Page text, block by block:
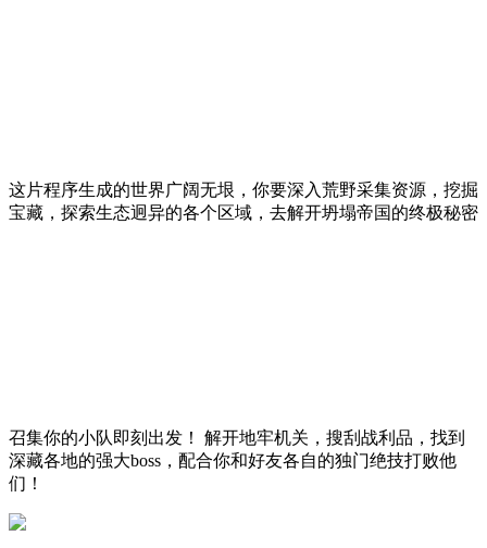
这片程序生成的世界广阔无垠，你要深入荒野采集资源，挖掘
宝藏，探索生态迥异的各个区域，去解开坍塌帝国的终极秘密
召集你的小队即刻出发！ 解开地牢机关，搜刮战利品，找到
深藏各地的强大boss，配合你和好友各自的独门绝技打败他
们！